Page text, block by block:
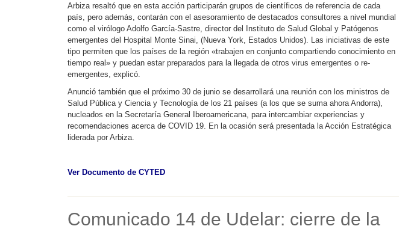
Arbiza resaltó que en esta acción participarán grupos de científicos de referencia de cada
país, pero además, contarán con el asesoramiento de destacados consultores a nivel mundial
como el virólogo Adolfo García-Sastre, director del Instituto de Salud Global y Patógenos
emergentes del Hospital Monte Sinai, (Nueva York, Estados Unidos). Las iniciativas de este
tipo permiten que los países de la región «trabajen en conjunto compartiendo conocimiento en
tiempo real» y puedan estar preparados para la llegada de otros virus emergentes o re-
emergentes, explicó.
Anunció también que el próximo 30 de junio se desarrollará una reunión con los ministros de
Salud Pública y Ciencia y Tecnología de los 21 países (a los que se suma ahora Andorra),
nucleados en la Secretaría General Iberoamericana, para intercambiar experiencias y
recomendaciones acerca de COVID 19. En la ocasión será presentada la Acción Estratégica
liderada por Arbiza.
Ver Documento de CYTED
Comunicado 14 de Udelar: cierre de la